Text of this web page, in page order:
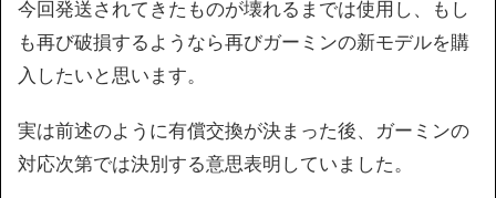
今回発送されてきたものが壊れるまでは使用し、もし
も再び破損するようなら再びガーミンの新モデルを購
入したいと思います。
実は前述のように有償交換が決まった後、ガーミンの
対応次第では決別する意思表明していました。